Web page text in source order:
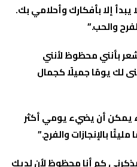
إلا بأفكارك وأحلامي بك.
والحب.”
بأنني محظوظ لأنني
لك يومًا جميلًا كجمال
يمكن أن يضيء يومي أكثر
بالإنجازات والفرح.”
كم أنا محظوظ لأن لديك